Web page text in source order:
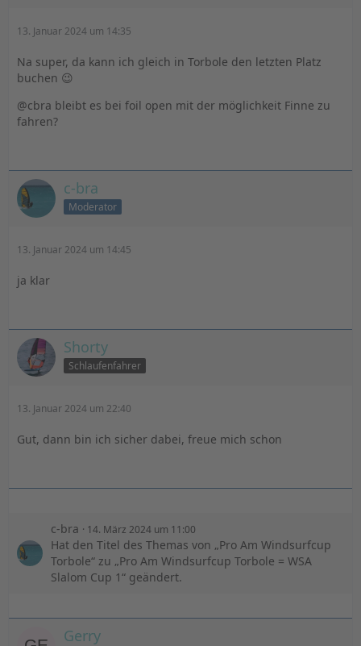
13. Januar 2024 um 14:35
Na super, da kann ich gleich in Torbole den letzten Platz
buchen 😉
@cbra bleibt es bei foil open mit der möglichkeit Finne zu
fahren?
c-bra
Moderator
13. Januar 2024 um 14:45
ja klar
Shorty
Schlaufenfahrer
13. Januar 2024 um 22:40
Gut, dann bin ich sicher dabei, freue mich schon
c-bra 14. März 2024 um 11:00
Hat den Titel des Themas von „Pro Am Windsurfcup
Torbole“ zu „Pro Am Windsurfcup Torbole = WSA
Slalom Cup 1“ geändert.
Gerry